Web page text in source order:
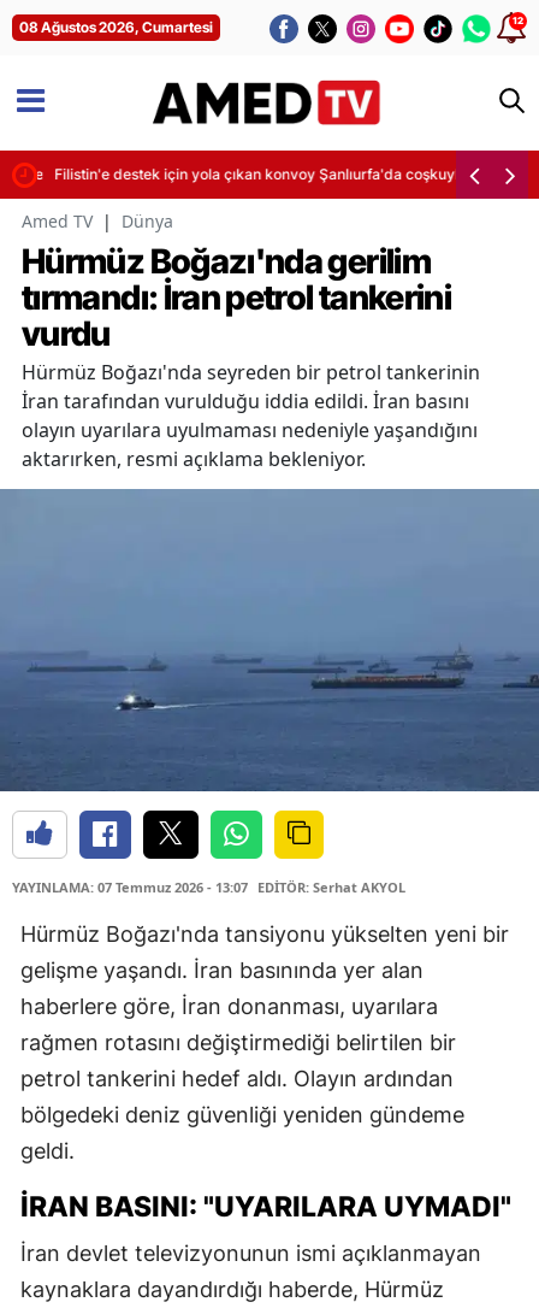
08 Ağustos 2026, Cumartesi 12
ecza yakaladı
Filistin'e destek için yola çıkan konvoy Şanlıurfa'da coşkuyla karşılandı
Amed TV | Dünya
Hürmüz Boğazı'nda gerilim
tırmandı: İran petrol tankerini
vurdu
Hürmüz Boğazı'nda seyreden bir petrol tankerinin
İran tarafından vurulduğu iddia edildi. İran basını
olayın uyarılara uyulmaması nedeniyle yaşandığını
aktarırken, resmi açıklama bekleniyor.
YAYINLAMA: 07 Temmuz 2026 - 13:07 EDİTÖR: Serhat AKYOL
Hürmüz Boğazı'nda tansiyonu yükselten yeni bir
gelişme yaşandı. İran basınında yer alan
haberlere göre, İran donanması, uyarılara
rağmen rotasını değiştirmediği belirtilen bir
petrol tankerini hedef aldı. Olayın ardından
bölgedeki deniz güvenliği yeniden gündeme
geldi.
İRAN BASINI: "UYARILARA UYMADI"
İran devlet televizyonunun ismi açıklanmayan
kaynaklara dayandırdığı haberde, Hürmüz